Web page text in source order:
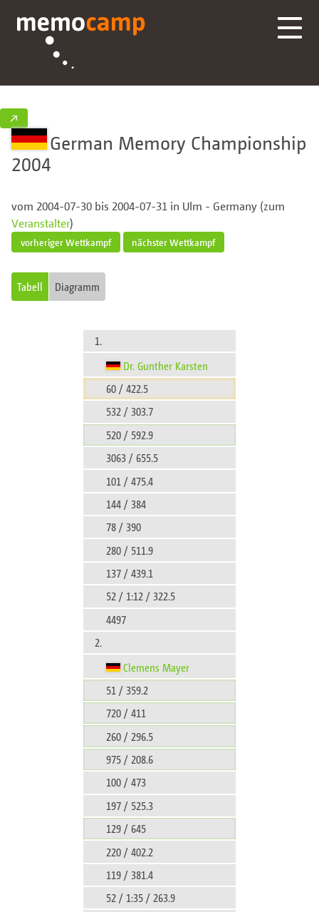
↗
German Memory Championship
2004
vom 2004-07-30 bis 2004-07-31 in Ulm - Germany (zum
Veranstalter)
vorheriger Wettkampf nächster Wettkampf
Tabell Diagramm
1.
Dr. Gunther Karsten
60 / 422.5
532 / 303.7
520 / 592.9
3063 / 655.5
101 / 475.4
144 / 384
78 / 390
280 / 511.9
137 / 439.1
52 / 1:12 / 322.5
4497
2.
Clemens Mayer
51 / 359.2
720 / 411
260 / 296.5
975 / 208.6
100 / 473
197 / 525.3
129 / 645
220 / 402.2
119 / 381.4
52 / 1:35 / 263.9